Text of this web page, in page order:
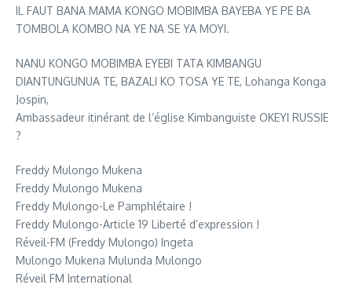
IL FAUT BANA MAMA KONGO MOBIMBA BAYEBA YE PE BA
TOMBOLA KOMBO NA YE NA SE YA MOYI.
NANU KONGO MOBIMBA EYEBI TATA KIMBANGU
DIANTUNGUNUA TE, BAZALI KO TOSA YE TE, Lohanga Konga
Jospin,
Ambassadeur itinérant de l’église Kimbanguiste OKEYI RUSSIE
?
Freddy Mulongo Mukena
Freddy Mulongo Mukena
Freddy Mulongo-Le Pamphlétaire !
Freddy Mulongo-Article 19 Liberté d’expression !
Réveil-FM (Freddy Mulongo) Ingeta
Mulongo Mukena Mulunda Mulongo
Réveil FM International